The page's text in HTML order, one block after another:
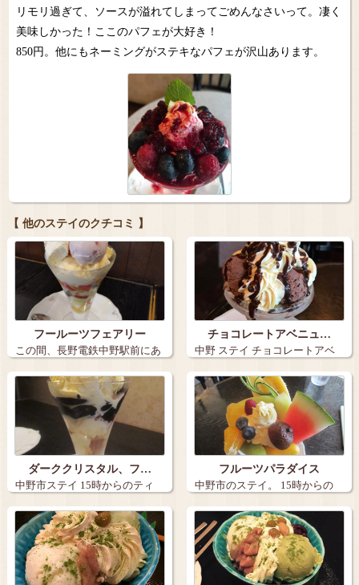
リモリ過ぎて、ソースが溢れてしまってごめんなさいって。凄く
美味しかった！ここのパフェが大好き！
850円。他にもネーミングがステキなパフェが沢山あります。
【 他のステイのクチコミ 】
フールーツフェアリー
この間、長野電鉄中野駅前にあ
る、ステイ …
チョコレートアベニュ…
中野 ステイ チョコレートアベ
ニュー と…
ダーククリスタル、フ…
中野市ステイ 15時からのティ
タイム ダ…
フルーツパラダイス
中野市のステイ。 15時からの
ティータイ…